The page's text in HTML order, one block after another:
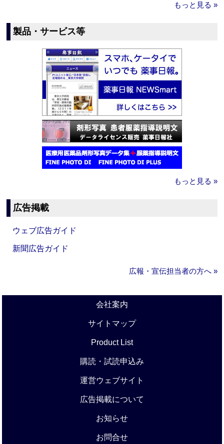
もっと見る »
製品・サービス等
もっと見る »
広告掲載
ウェブ広告ガイド
新聞広告ガイド
広報・宣伝担当者の方へ »
会社案内
サイトマップ
Product List
購読・試読申込み
運営ウェブサイト
広告掲載について
お知らせ
お問合せ